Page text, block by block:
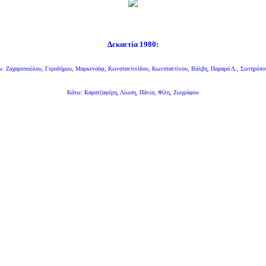
Δεκαετία 1980:
Ζαχαροπούλου, Γεροδήμου, Μαρκενσόφ, Κωνσταντινίδου, Κωνσταντίνου, Βάλβη, Παραρά Λ.,
Κάτω: Καρατζαφέρη, Λίωση, Πάνια, Φίλη, Ζωγράφου